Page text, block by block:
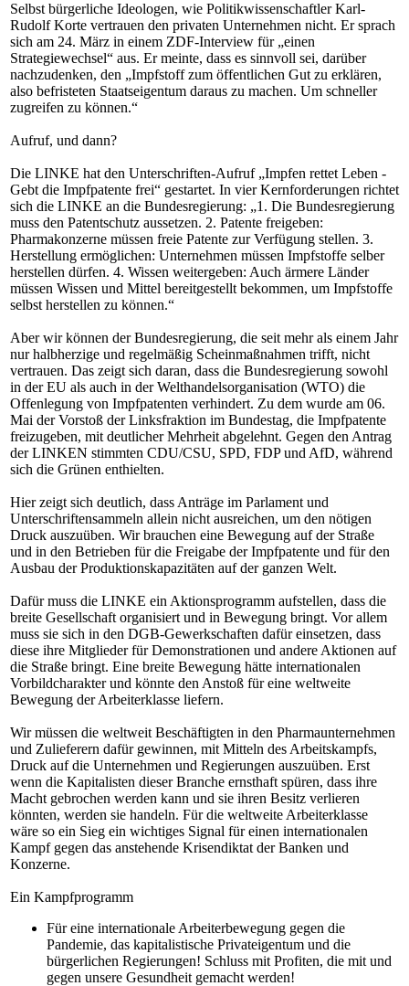
Selbst bürgerliche Ideologen, wie Politikwissenschaftler Karl-
Rudolf Korte vertrauen den privaten Unternehmen nicht. Er sprach
sich am 24. März in einem ZDF-Interview für „einen
Strategiewechsel“ aus. Er meinte, dass es sinnvoll sei, darüber
nachzudenken, den „Impfstoff zum öffentlichen Gut zu erklären,
also befristeten Staatseigentum daraus zu machen. Um schneller
zugreifen zu können.“
Aufruf, und dann?
Die LINKE hat den Unterschriften-Aufruf „Impfen rettet Leben -
Gebt die Impfpatente frei“ gestartet. In vier Kernforderungen richtet
sich die LINKE an die Bundesregierung: „1. Die Bundesregierung
muss den Patentschutz aussetzen. 2. Patente freigeben:
Pharmakonzerne müssen freie Patente zur Verfügung stellen. 3.
Herstellung ermöglichen: Unternehmen müssen Impfstoffe selber
herstellen dürfen. 4. Wissen weitergeben: Auch ärmere Länder
müssen Wissen und Mittel bereitgestellt bekommen, um Impfstoffe
selbst herstellen zu können.“
Aber wir können der Bundesregierung, die seit mehr als einem Jahr
nur halbherzige und regelmäßig Scheinmaßnahmen trifft, nicht
vertrauen. Das zeigt sich daran, dass die Bundesregierung sowohl
in der EU als auch in der Welthandelsorganisation (WTO) die
Offenlegung von Impfpatenten verhindert. Zu dem wurde am 06.
Mai der Vorstoß der Linksfraktion im Bundestag, die Impfpatente
freizugeben, mit deutlicher Mehrheit abgelehnt. Gegen den Antrag
der LINKEN stimmten CDU/CSU, SPD, FDP und AfD, während
sich die Grünen enthielten.
Hier zeigt sich deutlich, dass Anträge im Parlament und
Unterschriftensammeln allein nicht ausreichen, um den nötigen
Druck auszuüben. Wir brauchen eine Bewegung auf der Straße
und in den Betrieben für die Freigabe der Impfpatente und für den
Ausbau der Produktionskapazitäten auf der ganzen Welt.
Dafür muss die LINKE ein Aktionsprogramm aufstellen, dass die
breite Gesellschaft organisiert und in Bewegung bringt. Vor allem
muss sie sich in den DGB-Gewerkschaften dafür einsetzen, dass
diese ihre Mitglieder für Demonstrationen und andere Aktionen auf
die Straße bringt. Eine breite Bewegung hätte internationalen
Vorbildcharakter und könnte den Anstoß für eine weltweite
Bewegung der Arbeiterklasse liefern.
Wir müssen die weltweit Beschäftigten in den Pharmaunternehmen
und Zulieferern dafür gewinnen, mit Mitteln des Arbeitskampfs,
Druck auf die Unternehmen und Regierungen auszuüben. Erst
wenn die Kapitalisten dieser Branche ernsthaft spüren, dass ihre
Macht gebrochen werden kann und sie ihren Besitz verlieren
könnten, werden sie handeln. Für die weltweite Arbeiterklasse
wäre so ein Sieg ein wichtiges Signal für einen internationalen
Kampf gegen das anstehende Krisendiktat der Banken und
Konzerne.
Ein Kampfprogramm
Für eine internationale Arbeiterbewegung gegen die
Pandemie, das kapitalistische Privateigentum und die
bürgerlichen Regierungen! Schluss mit Profiten, die mit und
gegen unsere Gesundheit gemacht werden!